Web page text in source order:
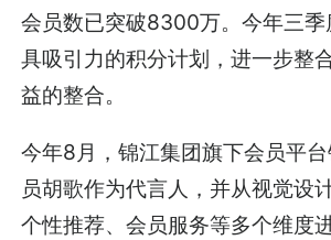
会员数已突破8300万。今年三季
具吸引力的积分计划，进一步整
益的整合。
今年8月，锦江集团旗下会员平
员胡歌作为代言人，并从视觉设
个性推荐、会员服务等多个维度